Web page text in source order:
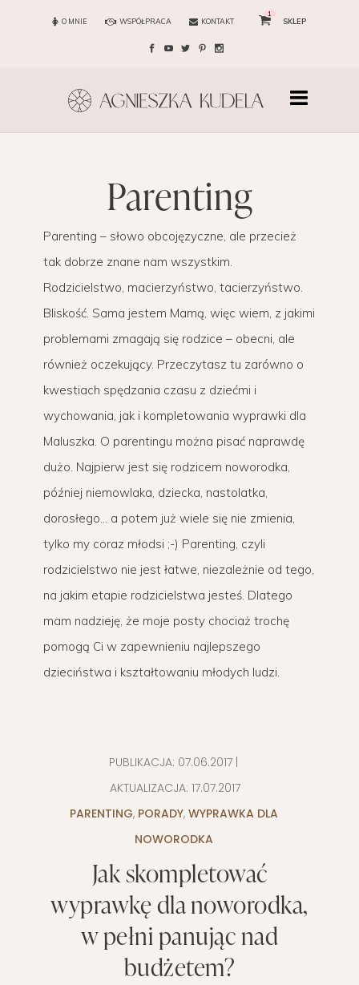
O MNIE WSPÓŁPRACA KONTAKT
1
SKLEP
parenting
Parenting – słowo obcojęzyczne, ale przecież
tak dobrze znane nam wszystkim.
Rodzicielstwo, macierzyństwo, tacierzyństwo.
Bliskość. Sama jestem Mamą, więc wiem, z jakimi
problemami zmagają się rodzice – obecni, ale
również oczekujący. Przeczytasz tu zarówno o
kwestiach spędzania czasu z dziećmi i
wychowania, jak i kompletowania wyprawki dla
Maluszka. O parentingu można pisać naprawdę
dużo. Najpierw jest się rodzicem noworodka,
później niemowlaka, dziecka, nastolatka,
dorosłego… a potem już wiele się nie zmienia,
tylko my coraz młodsi ;-) Parenting, czyli
rodzicielstwo nie jest łatwe, niezależnie od tego,
na jakim etapie rodzicielstwa jesteś. Dlatego
mam nadzieję, że moje posty chociaż trochę
pomogą Ci w zapewnieniu najlepszego
dzieciństwa i kształtowaniu młodych ludzi.
PUBLIKACJA: 07.06.2017
AKTUALIZACJA: 17.07.2017
PARENTING, PORADY, WYPRAWKA DLA
NOWORODKA
Jak skompletować
wyprawkę dla noworodka,
w pełni panując nad
budżetem?